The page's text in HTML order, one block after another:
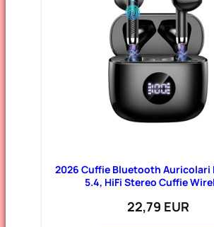
2026 Cuffie Bluetooth Auricolari
5.4, HiFi Stereo Cuffie
22,79 EUR